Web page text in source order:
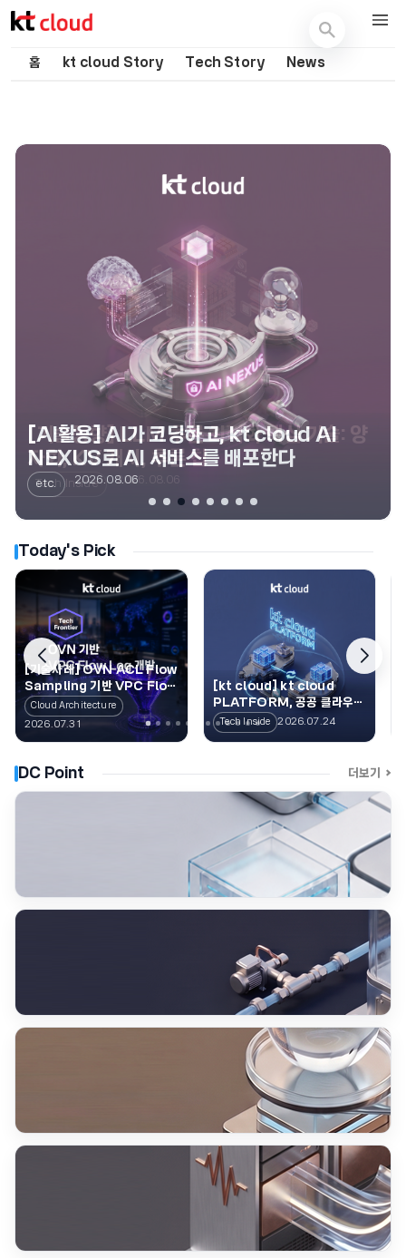
기술 블로그 (Tech) | kt cloud
홈 kt cloud Story Tech Story News
[구축사례] 흩어진 운영 데이터를 하나로, kt
cloud 운영 데이터 통합 플랫폼 Deck 구축
기
Cloud Architecture 2026.08.06
[기술동향] LLM 추론 최적화 핵심 기술: 양
자화, KV 캐시, 추론 칩
Tech Inside 2026.08.06
[AI활용] AI가 코딩하고, kt cloud AI
NEXUS로 AI 서비스를 배포한다
etc. 2026.08.06
[기술사례] OVN ACL Flow Sampling
기반 VPC Flow Log 서비스 개발
Cloud Architecture 2026.07.31
[트렌드 리포트] "DR은 필요하지만..." 진짜
고민은 따로 있었다
2026.07.29
케클s피드 7월호｜AI 데이터센터의 새로운
기준을 말하다
2026.07.29
[케클러 인터뷰 시리즈] #4 전국에 1GW
규모 AI 데이터센터를 준비하는 kt cloud의
Team Culture 2026.07.29
[기술분석] 데이터센터 냉각수 효율(WUE)
개선: 전기산화 기반 하이브리드 수처리 전략
Data Center & Security
Today's Pick
[기술사례] OVN ACL Flow
Sampling 기반 VPC Flow
Log 서비스 개발
Cloud Architecture
2026.07.31
[kt cloud] kt cloud
PLATFORM, 공공 클라우드
를 위한 차세대 운영 기반
Tech Inside 2026.07.24
DC Point 더보기 DC